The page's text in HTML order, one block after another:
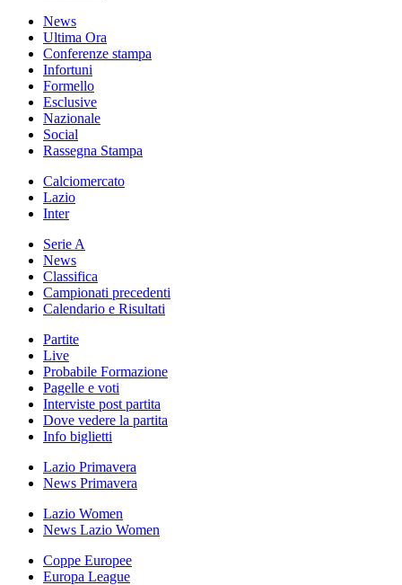
News
Ultima Ora
Conferenze stampa
Infortuni
Formello
Esclusive
Nazionale
Social
Rassegna Stampa
Calciomercato
Lazio
Inter
Serie A
News
Classifica
Campionati precedenti
Calendario e Risultati
Partite
Live
Probabile Formazione
Pagelle e voti
Interviste post partita
Dove vedere la partita
Info biglietti
Lazio Primavera
News Primavera
Lazio Women
News Lazio Women
Coppe Europee
Europa League